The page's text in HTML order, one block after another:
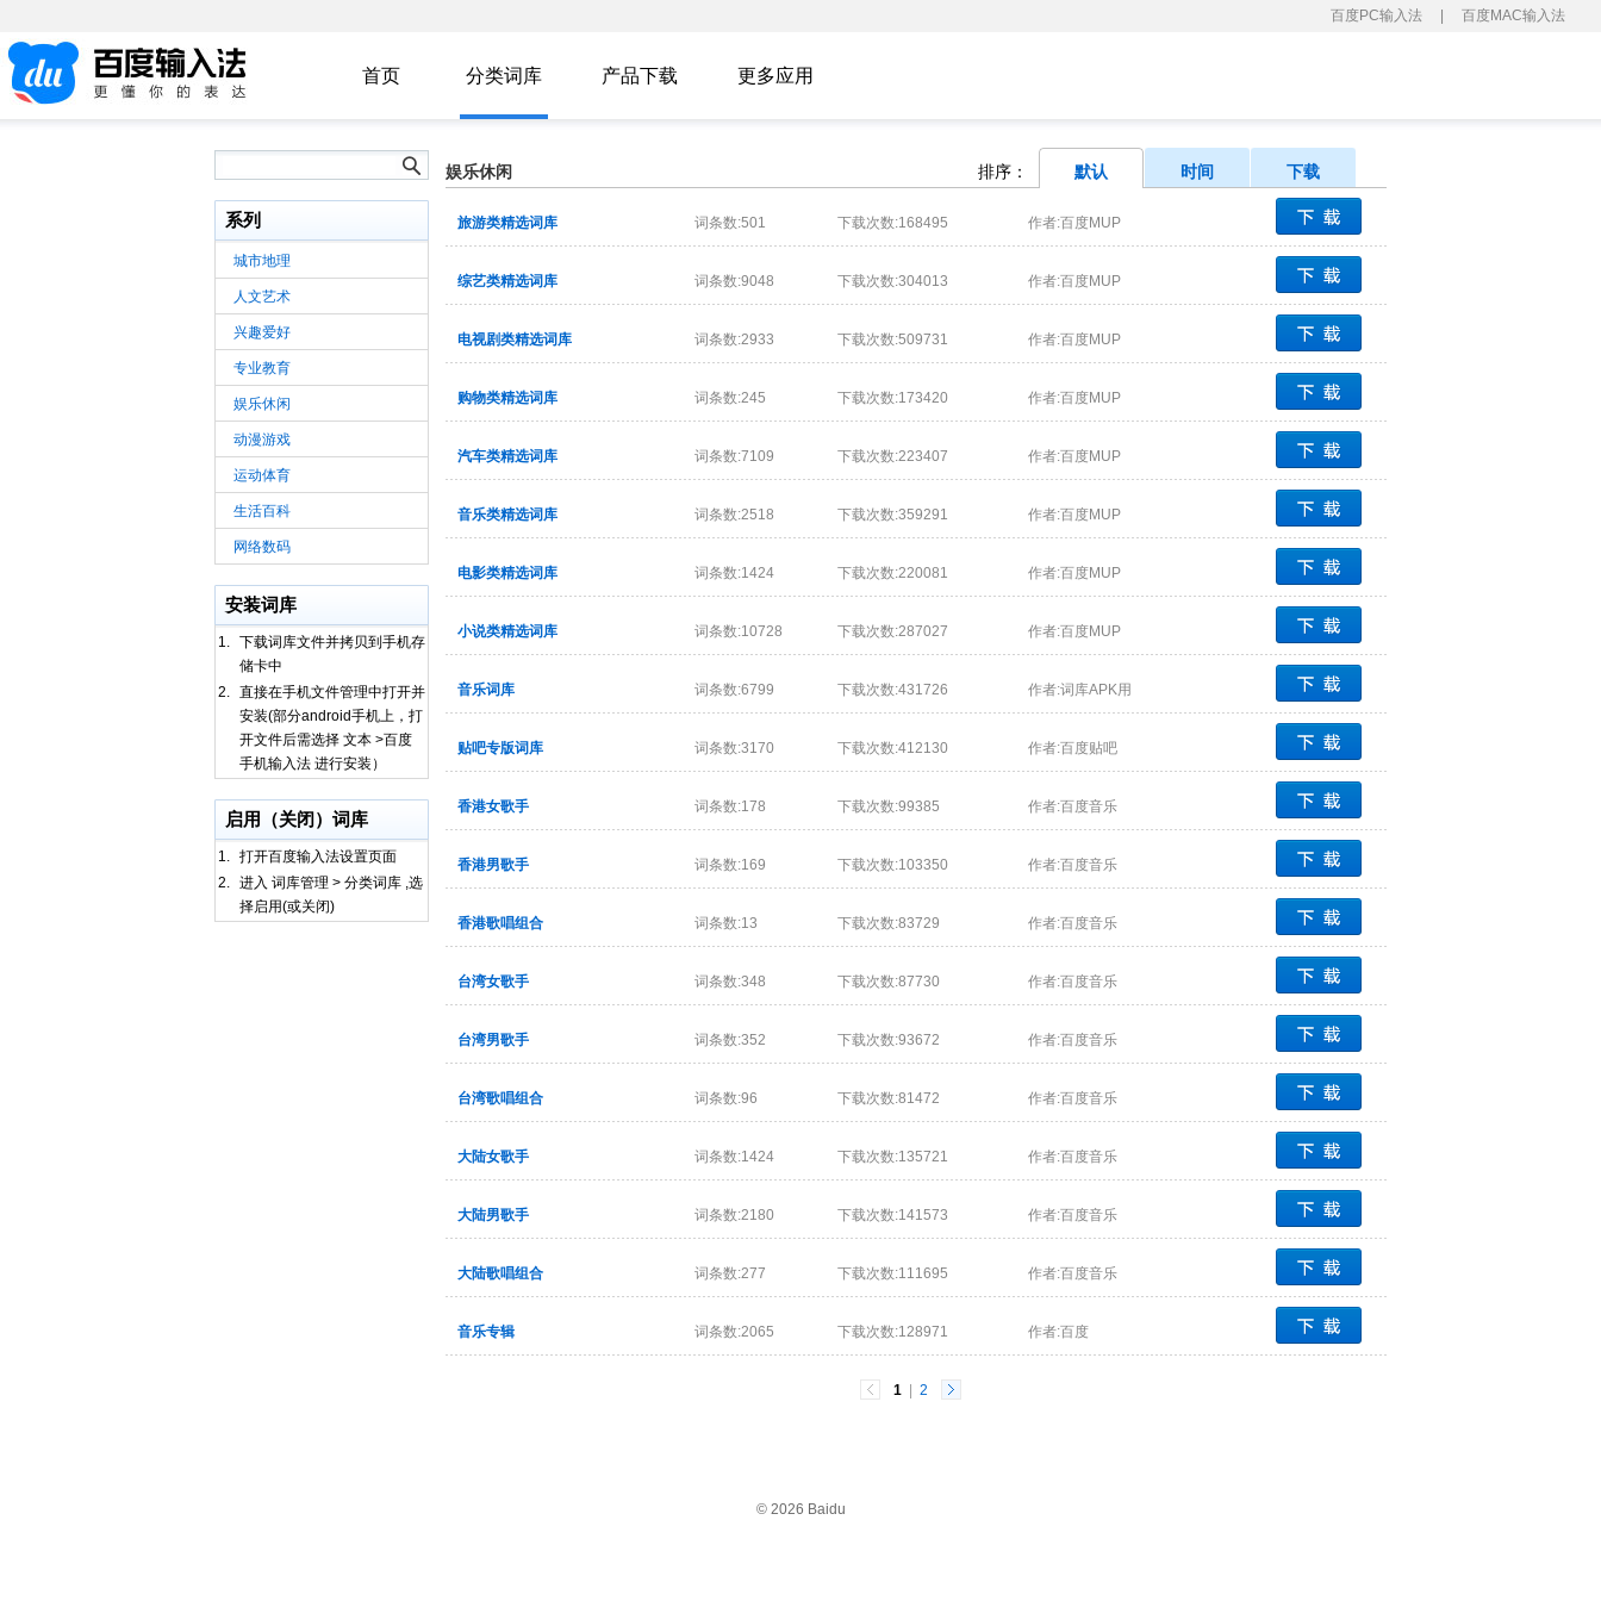
百度PC输入法 百度MAC输入法
首页 分类词库 产品下载 更多应用
系列
城市地理
人文艺术
兴趣爱好
专业教育
娱乐休闲
动漫游戏
运动体育
生活百科
网络数码
安装词库
1. 下载词库文件并拷贝到手机存
储卡中
2. 直接在手机文件管理中打开并
安装(部分android手机上，打
开文件后需选择 文本 >百度
手机输入法 进行安装）
启用（关闭）词库
1. 打开百度输入法设置页面
2. 进入 词库管理 > 分类词库 ,选
择启用(或关闭)
娱乐休闲 下载
时间
默认
排序：
旅游类精选词库 词条数:501 下载次数:168495 作者:百度MUP
综艺类精选词库 词条数:9048 下载次数:304013 作者:百度MUP
电视剧类精选词库 词条数:2933 下载次数:509731 作者:百度MUP
购物类精选词库 词条数:245 下载次数:173420 作者:百度MUP
汽车类精选词库 词条数:7109 下载次数:223407 作者:百度MUP
音乐类精选词库 词条数:2518 下载次数:359291 作者:百度MUP
电影类精选词库 词条数:1424 下载次数:220081 作者:百度MUP
小说类精选词库 词条数:10728 下载次数:287027 作者:百度MUP
音乐词库 词条数:6799 下载次数:431726 作者:词库APK用
贴吧专版词库 词条数:3170 下载次数:412130 作者:百度贴吧
香港女歌手 词条数:178 下载次数:99385 作者:百度音乐
香港男歌手 词条数:169 下载次数:103350 作者:百度音乐
香港歌唱组合 词条数:13 下载次数:83729 作者:百度音乐
台湾女歌手 词条数:348 下载次数:87730 作者:百度音乐
台湾男歌手 词条数:352 下载次数:93672 作者:百度音乐
台湾歌唱组合 词条数:96 下载次数:81472 作者:百度音乐
大陆女歌手 词条数:1424 下载次数:135721 作者:百度音乐
大陆男歌手 词条数:2180 下载次数:141573 作者:百度音乐
大陆歌唱组合 词条数:277 下载次数:111695 作者:百度音乐
音乐专辑 词条数:2065 下载次数:128971 作者:百度
1 2
© 2026 Baidu